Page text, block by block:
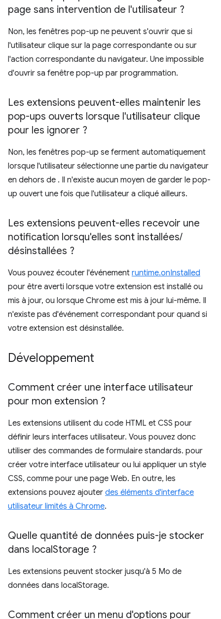
page sans intervention de l'utilisateur ?
Non, les fenêtres pop-up ne peuvent s'ouvrir que si
l'utilisateur clique sur la page correspondante ou sur
l'action correspondante du navigateur. Une impossible
d'ouvrir sa fenêtre pop-up par programmation.
Les extensions peuvent-elles maintenir les
pop-ups ouverts lorsque l'utilisateur clique
pour les ignorer ?
Non, les fenêtres pop-up se ferment automatiquement
lorsque l'utilisateur sélectionne une partie du navigateur
en dehors de . Il n'existe aucun moyen de garder le pop-
up ouvert une fois que l'utilisateur a cliqué ailleurs.
Les extensions peuvent-elles recevoir une
notification lorsqu'elles sont installées/
désinstallées ?
Vous pouvez écouter l'événement runtime.onInstalled
pour être averti lorsque votre extension est installé ou
mis à jour, ou lorsque Chrome est mis à jour lui-même. Il
n'existe pas d'événement correspondant pour quand si
votre extension est désinstallée.
Développement
Comment créer une interface utilisateur
pour mon extension ?
Les extensions utilisent du code HTML et CSS pour
définir leurs interfaces utilisateur. Vous pouvez donc
utiliser des commandes de formulaire standards. pour
créer votre interface utilisateur ou lui appliquer un style
CSS, comme pour une page Web. En outre, les
extensions pouvez ajouter des éléments d'interface
utilisateur limités à Chrome.
Quelle quantité de données puis-je stocker
dans localStorage ?
Les extensions peuvent stocker jusqu'à 5 Mo de
données dans localStorage.
Comment créer un menu d'options pour